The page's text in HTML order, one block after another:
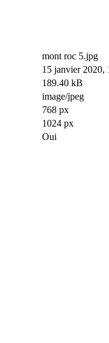
mont roc 5.jpg
15 janvier 2020,
189.40 kB
image/jpeg
768 px
1024 px
Oui